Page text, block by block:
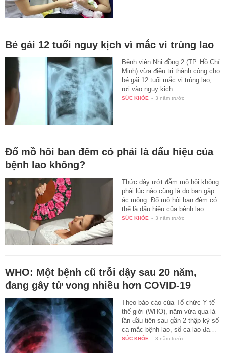
Bé gái 12 tuổi nguy kịch vì mắc vi trùng lao
Bệnh viện Nhi đồng 2 (TP. Hồ Chí
Minh) vừa điều trị thành công cho
bé gái 12 tuổi mắc vi trùng lao,
rơi vào nguy kịch.
SỨC KHỎE - 3 năm trước
Đổ mồ hôi ban đêm có phải là dấu hiệu của
bệnh lao không?
Thức dậy ướt đẫm mồ hôi không
phải lúc nào cũng là do bạn gặp
ác mộng. Đổ mồ hôi ban đêm có
thể là dấu hiệu của bệnh lao.…
SỨC KHỎE - 3 năm trước
WHO: Một bệnh cũ trỗi dậy sau 20 năm,
đang gây tử vong nhiều hơn COVID-19
Theo báo cáo của Tổ chức Y tế
thế giới (WHO), năm vừa qua là
lần đầu tiên sau gần 2 thập kỷ số
ca mắc bệnh lao, số ca lao đa…
SỨC KHỎE - 3 năm trước